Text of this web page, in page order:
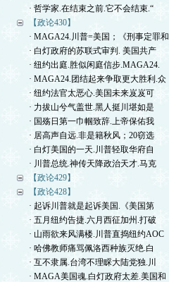
· 哲学家.在结束之前.它不会结束.“
【政论430】
· MAGA24.川普=美国；《刑事定罪和
· 白灯政府的苏联式审判. 美国共产
· 纽约出庭.胜似闲庭信步.MAGA24.
· MAGA24.团结起来争取更大胜利.众
· 纽约法官太恶心.美国未来岌岌可
· 力拔山兮气盖世.黑人挺川堪如是
· 国殇日第一巾帼致辞.上帝保佑我
· 居高声自远.非是籍秋风；20窃选
· 白灯美国的一天.川普轻取华府自
· 川普总统.神传天降政治天才.马克
【政论429】
【政论428】
· 起诉川普就是起诉美国.《美国第
· 五月纽约告捷.六月西征加州.打破
· 山雨欲来风满楼.川普直捣纽约AOC
· 哈佛教师痛骂佩洛西种族灭绝.白
· 互不隶属.台湾不理睬大陆党独.川
· MAGA美国魂.白灯政府太差.美国和